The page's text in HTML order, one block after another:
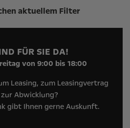
aktuellem Filter
FÜR SIE DA!
von 9:00 bis 18:00
Leasing, zum Leasingvertrag
Abwicklung?
gibt Ihnen gerne Auskunft.